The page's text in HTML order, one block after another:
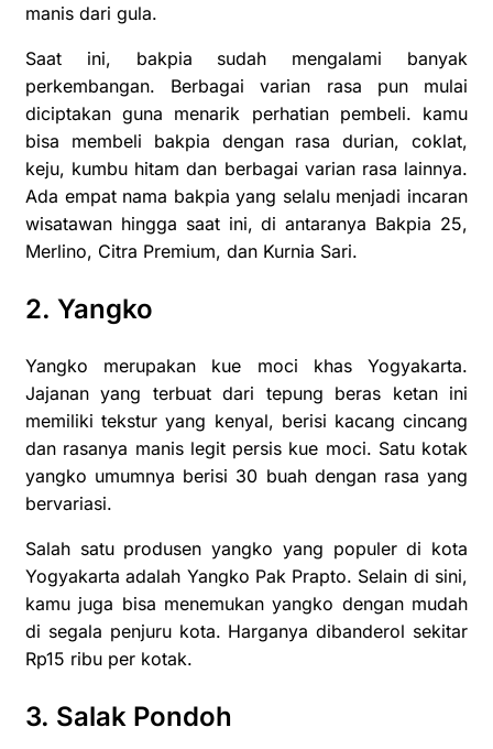
manis dari gula.
Saat ini, bakpia sudah mengalami banyak
perkembangan. Berbagai varian rasa pun mulai
diciptakan guna menarik perhatian pembeli. kamu
bisa membeli bakpia dengan rasa durian, coklat,
keju, kumbu hitam dan berbagai varian rasa lainnya.
Ada empat nama bakpia yang selalu menjadi incaran
wisatawan hingga saat ini, di antaranya Bakpia 25,
Merlino, Citra Premium, dan Kurnia Sari.
2. Yangko
Yangko merupakan kue moci khas Yogyakarta.
Jajanan yang terbuat dari tepung beras ketan ini
memiliki tekstur yang kenyal, berisi kacang cincang
dan rasanya manis legit persis kue moci. Satu kotak
yangko umumnya berisi 30 buah dengan rasa yang
bervariasi.
Salah satu produsen yangko yang populer di kota
Yogyakarta adalah Yangko Pak Prapto. Selain di sini,
kamu juga bisa menemukan yangko dengan mudah
di segala penjuru kota. Harganya dibanderol sekitar
Rp15 ribu per kotak.
3. Salak Pondoh